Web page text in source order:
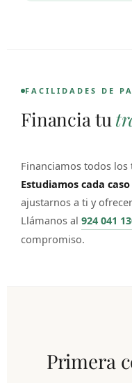
FACILIDADES DE
Financia tu
Financiamos todos
Estudiamos cada
ajustarnos a ti y
Llámanos al 924 041
compromiso.
Primera